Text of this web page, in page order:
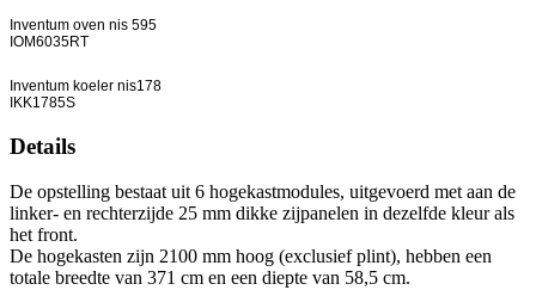
Inventum oven nis 595
IOM6035RT
Inventum koeler nis178
IKK1785S
Details
De opstelling bestaat uit 6 hogekastmodules, uitgevoerd met aan de
linker- en rechterzijde 25 mm dikke zijpanelen in dezelfde kleur als
het front.
De hogekasten zijn 2100 mm hoog (exclusief plint), hebben een
totale breedte van 371 cm en een diepte van 58,5 cm.